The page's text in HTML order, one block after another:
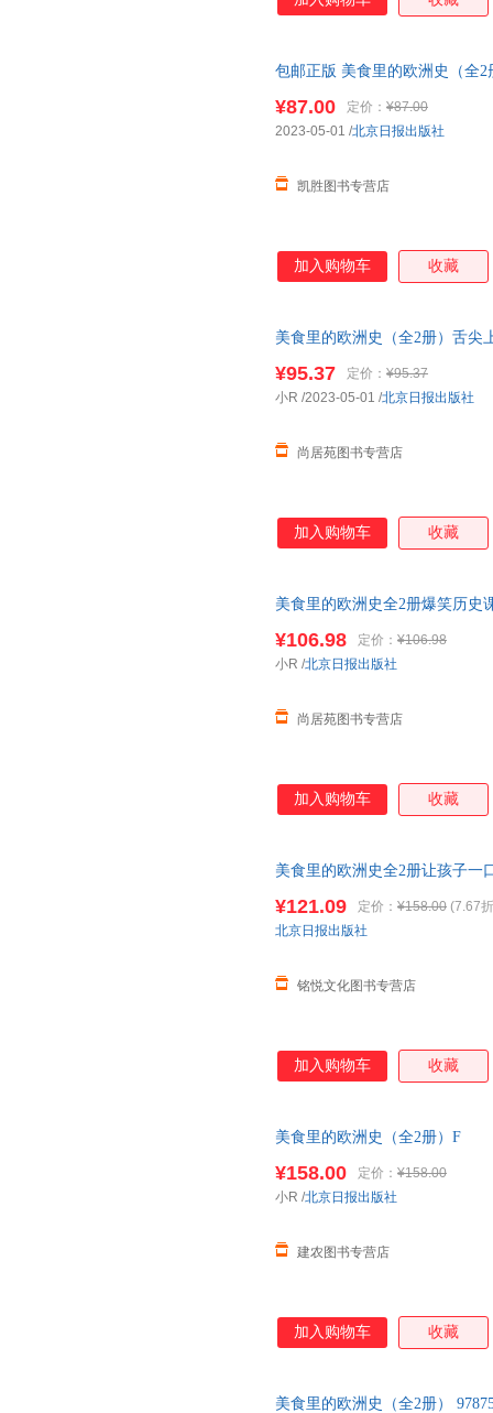
包邮正版 美食里的欧洲史（全
¥87.00 定价： ¥87.00
凯胜图书专营店
2023-05-01 /北京日报出版社
加入购物车 收藏
美食里的欧洲史（全2册）舌尖
十正版图书 请放心下单，本店
¥95.37 定价： ¥95.37
尚居苑图书专营店
小R /2023-05-01 /北京日报出版社
加入购物车 收藏
美食里的欧洲史全2册爆笑历史
票】
¥106.98 定价： ¥106.98
尚居苑图书专营店
小R /北京日报出版社
加入购物车 收藏
美食里的欧洲史全2册让孩子一
¥121.09 定价： ¥158.00 (7.67
铭悦文化图书专营店
北京日报出版社
加入购物车 收藏
美食里的欧洲史（全2册）F
¥158.00 定价： ¥158.00
建农图书专营店
小R /北京日报出版社
加入购物车 收藏
美食里的欧洲史（全2册）